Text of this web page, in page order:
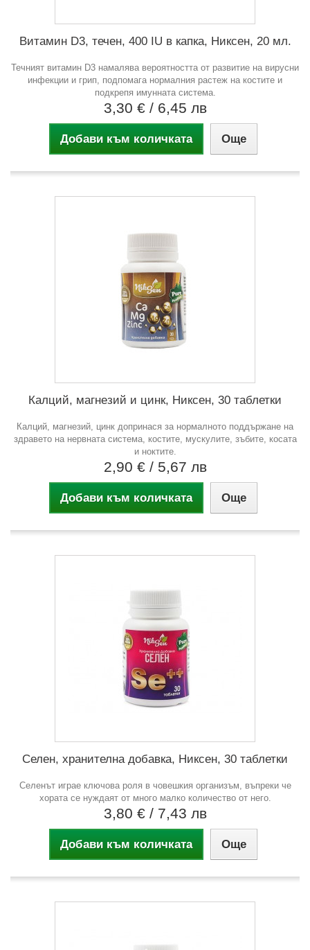
Витамин D3, течен, 400 IU в капка, Никсен, 20 мл.
Течният витамин D3 намалява вероятността от развитие на вирусни
инфекции и грип, подпомага нормалния растеж на костите и
подкрепя имунната система.
3,30 € / 6,45 лв
Добави към количката Още
Калций, магнезий и цинк, Никсен, 30 таблетки
Калций, магнезий, цинк допринася за нормалното поддържане на
здравето на нервната система, костите, мускулите, зъбите, косата
и ноктите.
2,90 € / 5,67 лв
Добави към количката Още
Селен, хранителна добавка, Никсен, 30 таблетки
Селенът играе ключова роля в човешкия организъм, въпреки че
хората се нуждаят от много малко количество от него.
3,80 € / 7,43 лв
Добави към количката Още